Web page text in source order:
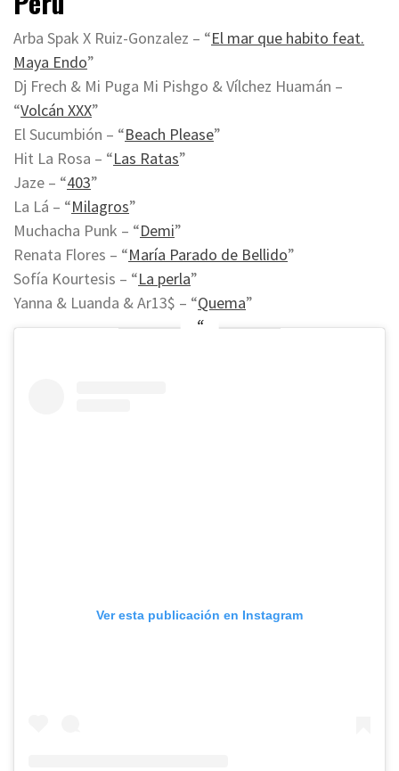
Arba Spak X Ruiz-Gonzalez – “El mar que habito feat.
Maya Endo”
Dj Frech & Mi Puga Mi Pishgo & Vílchez Huamán –
“Volcán XXX”
El Sucumbión – “Beach Please”
Hit La Rosa – “Las Ratas”
Jaze – “403”
La Lá – “Milagros”
Muchacha Punk – “Demi”
Renata Flores – “María Parado de Bellido”
Sofía Kourtesis – “La perla”
Yanna & Luanda & Ar13$ – “Quema”
Ver esta publicación en Instagram